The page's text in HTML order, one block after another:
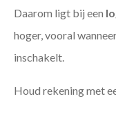
Daarom ligt bij een
hoger, vooral
inschakelt.
Houd rekening met